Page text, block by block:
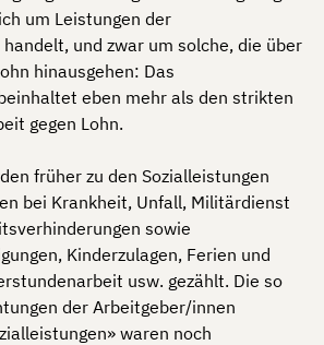
um Leistungen der
und zwar um solche, die über
hinausgehen: Das
eben mehr als den strikten
gegen Lohn.
früher zu den Sozialleistungen
bei Krankheit, Unfall, Militärdienst
sowie
Kinderzulagen, Ferien und
usw. gezählt. Die so
der Arbeitgeber/innen
waren noch